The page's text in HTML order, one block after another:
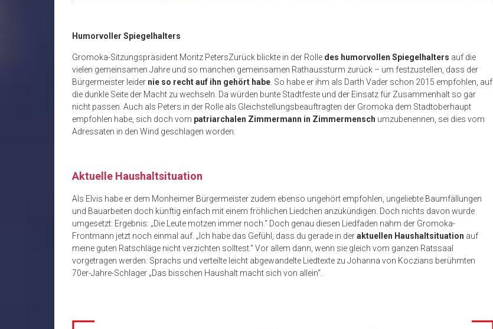
Humorvoller Spiegelhalters
Gromoka-Sitzungspräsident Moritz PetersZurück blickte in der Rolle des humorvollen Spiegelhalters auf die
vielen gemeinsamen Jahre und so manchen gemeinsamen Rathaussturm zurück – um festzustellen, dass der
Bürgermeister leider nie so recht auf ihn gehört habe. So habe er ihm als Darth Vader schon 2015 empfohlen, auf
die dunkle Seite der Macht zu wechseln. Da würden bunte Stadtfeste und der Einsatz für Zusammenhalt so gar
nicht passen. Auch als Peters in der Rolle als Gleichstellungsbeauftragten der Gromoka dem Stadtoberhaupt
empfohlen habe, sich doch vom patriarchalen Zimmermann in Zimmermensch umzubenennen, sei dies vom
Adressaten in den Wind geschlagen worden.
Aktuelle Haushaltsituation
Als Elvis habe er dem Monheimer Bürgermeister zudem ebenso ungehört empfohlen, ungeliebte Baumfällungen
und Bauarbeiten doch künftig einfach mit einem fröhlichen Liedchen anzukündigen. Doch nichts davon wurde
umgesetzt. Ergebnis: „Die Leute motzen immer noch.“ Doch genau diesen Liedfaden nahm der Gromoka-
Frontmann jetzt noch einmal auf. „Ich habe das Gefühl, dass du gerade in deraktuellen Haushaltsituation auf
meine guten Ratschläge nicht verzichten solltest.“ Vor allem dann, wenn sie gleich vom ganzen Ratssaal
vorgetragen werden. Sprachs und verteilte leicht abgewandelte Liedtexte zu Johanna von Koczians berühmten
70er-Jahre-Schlager „Das bisschen Haushalt macht sich von allein“.